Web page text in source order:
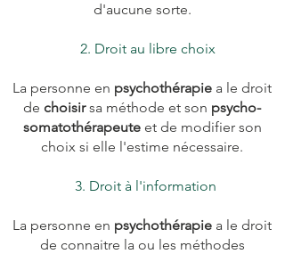
d'aucune sorte.
2. Droit au libre choix
La personne en psychothérapie a le droit
de choisirsa méthode et son psycho-
somatothérapeuteet de modifier son
choix si elle l'estime nécessaire.
3. Droit à l'information
La personne en psychothérapie a le droit
de connaitre la ou les méthodes